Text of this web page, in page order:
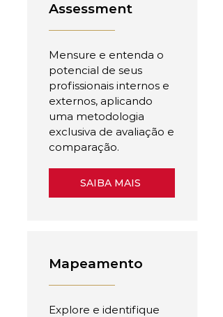
Assessment
Mensure e entenda o
potencial de seus
profissionais internos e
externos, aplicando
uma metodologia
exclusiva de avaliação e
comparação.
SAIBA MAIS
Mapeamento
Explore e identifique